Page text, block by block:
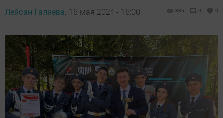
Лейсан Галиева, 16 мая 2024 - 16:00 886 0 0